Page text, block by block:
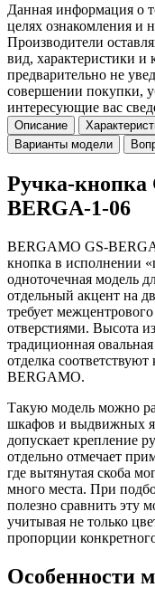
Данная информация о
целях ознакомления и
Производители
вид, характеристики и
предварительно не
совершении покупки,
интересующие вас
Описание
Варианты модели
Ручка-кнопка
BERGA-1-06
BERGAMO GS-
кнопка в исполнении
одноточечная модель
отдельный акцент на
требует
отверстиями. Высота
традиционная
отделка
BERGAMO.
Такую модель можно
шкафов и выдвижных
допускает крепление
отдельно отмечает
где вытянутая скоба
много места. При
полезно сравнить эту
учитывая не только
пропорции
Особенности